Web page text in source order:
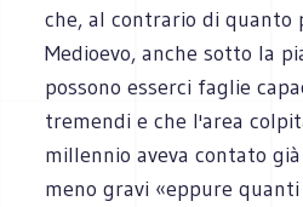
che, al contrario di quanto
Medioevo, anche sotto la
possono esserci faglie
tremendi e che l'area
millennio aveva contato
meno gravi «eppure